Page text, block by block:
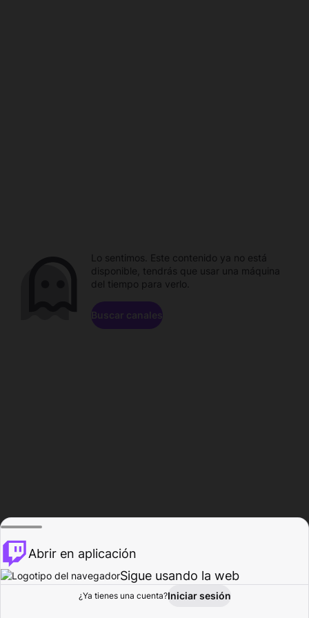
Explorar Actividad
Lo sentimos. Este contenido ya no está
disponible, tendrás que usar una máquina
del tiempo para verlo.
Buscar canales
Abrir en aplicación
Sigue usando la web
¿Ya tienes una cuenta?Iniciar sesión